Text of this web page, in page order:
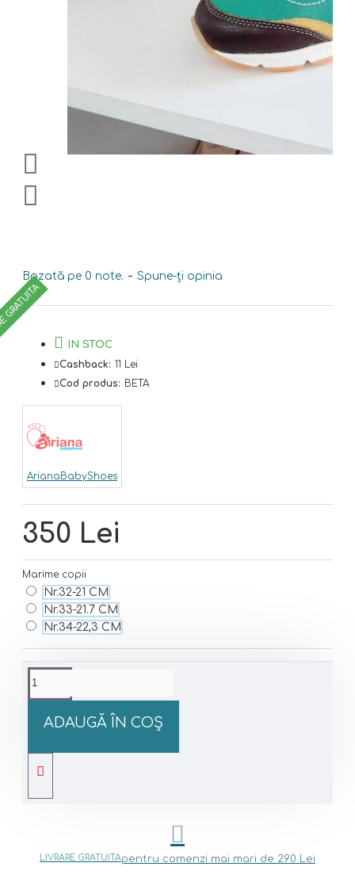
Bazată pe 0 note. - Spune-ţi opinia
350 Lei
IN STOC
Cashback: 11 Lei
Cod produs: BETA
ArianaBabyShoes
Marime copii
Nr.32-21 CM
Nr.33-21.7 CM
Nr.34-22,3 CM
ADAUGĂ ÎN COŞ
LIVRARE GRATUITApentru comenzi mai mari de 290 Lei